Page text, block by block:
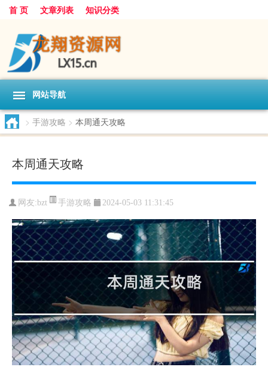
首 页 文章列表 知识分类
网站导航
> 手游攻略 > 本周通天攻略
本周通天攻略
网友:bzt 手游攻略 2024-05-03 11:31:45